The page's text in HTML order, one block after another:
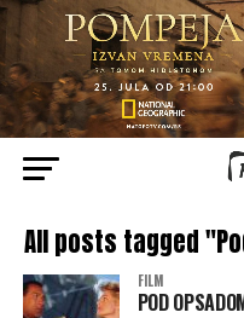
All posts tagged
FILM
POD